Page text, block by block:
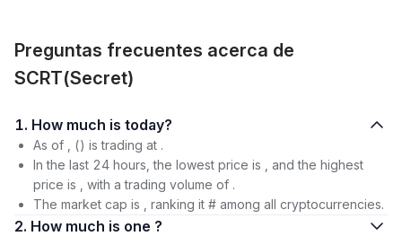
Preguntas frecuentes acerca de
SCRT(Secret)
1. How much is today?
As of , () is trading at .
In the last 24 hours, the lowest price is , and the highest
price is , with a trading volume of .
The market cap is , ranking it # among all cryptocurrencies.
2. How much is one ?